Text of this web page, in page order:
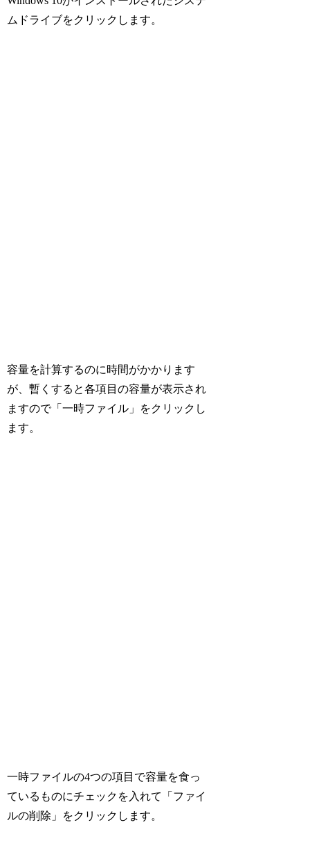
ムドライブをクリックします。
容量を計算するのに時間がかかります
が、暫くすると各項目の容量が表示され
ますので「一時ファイル」をクリックし
ます。
一時ファイルの4つの項目で容量を食っ
ているものにチェックを入れて「ファイ
ルの削除」をクリックします。